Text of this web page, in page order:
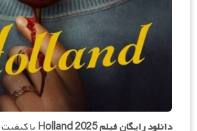
دانلود رایگان فیلمHolland 2025 با کیفیت